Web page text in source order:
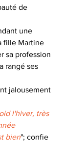
de
une
fille Martine
sa profession
rangé ses
jalousement
l'hiver, très
bien"; confie